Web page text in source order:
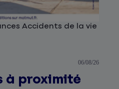
Accidents de la vie
06/08/26
à proximité